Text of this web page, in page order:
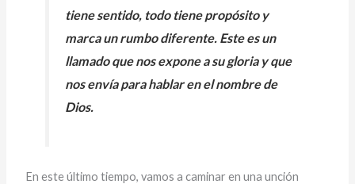
tiene sentido, todo tiene propósito y
marca un rumbo diferente. Este es un
llamado que nos expone a su gloria y que
nos envía para hablar en el nombre de
Dios.
En este último tiempo, vamos a caminar en una unción